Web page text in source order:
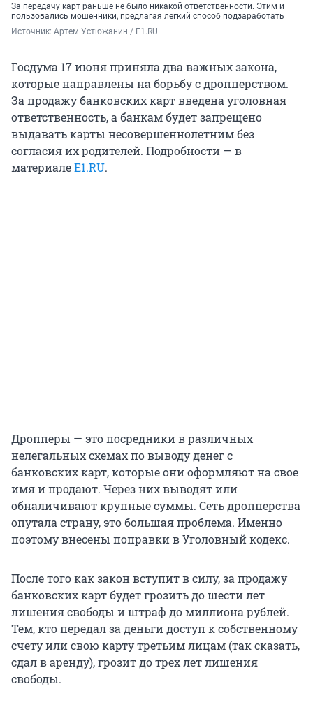
За передачу карт раньше не было никакой ответственности. Этим и
пользовались мошенники, предлагая легкий способ подзаработать
Источник: Артем Устюжанин / E1.RU
Госдума 17 июня приняла два важных закона,
которые направлены на борьбу с дропперством.
За продажу банковских карт введена уголовная
ответственность, а банкам будет запрещено
выдавать карты несовершеннолетним без
согласия их родителей. Подробности — в
материалеE1.RU.
Дропперы — это посредники в различных
нелегальных схемах по выводу денег с
банковских карт, которые они оформляют на свое
имя и продают. Через них выводят или
обналичивают крупные суммы. Сеть дропперства
опутала страну, это большая проблема. Именно
поэтому внесены поправки в Уголовный кодекс.
После того как закон вступит в силу, за продажу
банковских карт будет грозить до шести лет
лишения свободы и штраф до миллиона рублей.
Тем, кто передал за деньги доступ к собственному
счету или свою карту третьим лицам (так сказать,
сдал в аренду), грозит до трех лет лишения
свободы.